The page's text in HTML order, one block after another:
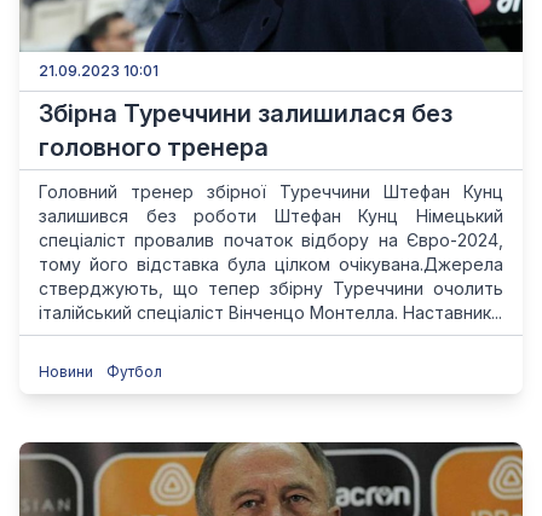
21.09.2023 10:01
Збірна Туреччини залишилася без
головного тренера
Головний тренер збірної Туреччини Штефан Кунц
залишився без роботи Штефан Кунц Німецький
спеціаліст провалив початок відбору на Євро-2024,
тому його відставка була цілком очікувана.Джерела
стверджують, що тепер збірну Туреччини очолить
італійський спеціаліст Вінченцо Монтелла. Наставник...
Новини Футбол